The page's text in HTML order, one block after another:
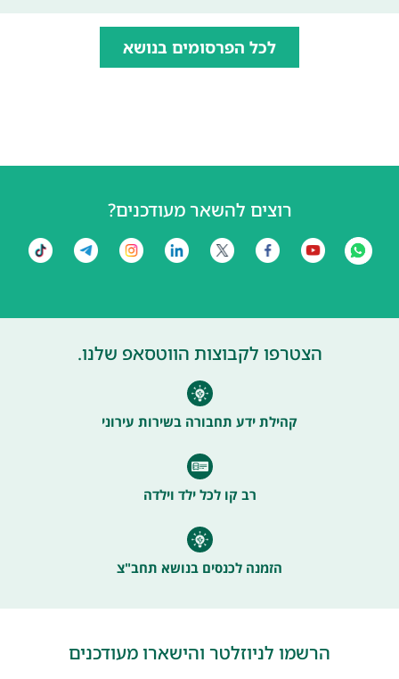
לכל הפרסומים בנושא
רוצים להשאר מעודכנים?
הצטרפו לקבוצות הווטסאפ שלנו.
קהילת ידע תחבורה בשירות עירוני
רב קו לכל ילד וילדה
הזמנה לכנסים בנושא תחב"צ
הרשמו לניוזלטר והישארו מעודכנים